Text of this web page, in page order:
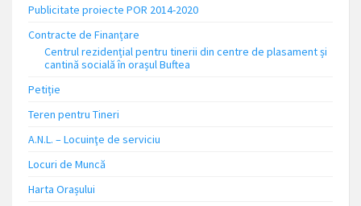
Publicitate proiecte POR 2014-2020
Contracte de Finanțare
Centrul rezidențial pentru tinerii din centre de plasament și
cantină socială în orașul Buftea
Petiție
Teren pentru Tineri
A.N.L. – Locuinţe de serviciu
Locuri de Muncă
Harta Orașului